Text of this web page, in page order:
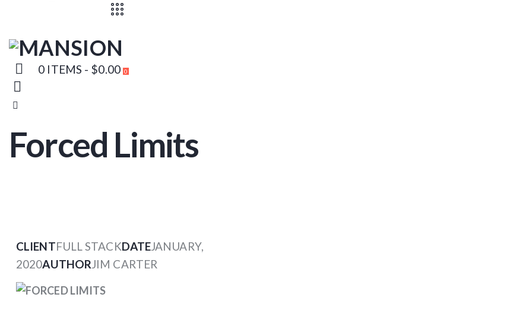
0 ITEMS - $0.00 0
Forced Limits
CLIENTFULL STACKDATEJANUARY,
2020AUTHORJIM CARTER